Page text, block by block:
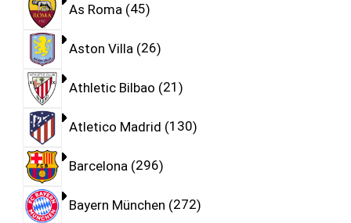
As Roma 45
Aston Villa 26
Athletic Bilbao 21
Atletico Madrid 130
Barcelona 296
Bayern München 272